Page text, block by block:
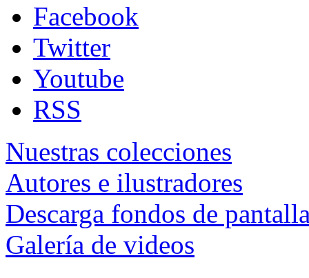
Facebook
Twitter
Youtube
RSS
Nuestras colecciones
Autores e ilustradores
Descarga fondos de
Galería de videos